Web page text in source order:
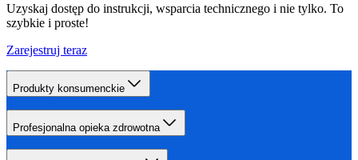
Uzyskaj dostęp do instrukcji, wsparcia technicznego i nie tylko. To
szybkie i proste!
Zarejestruj teraz
Produkty konsumenckie
Profesjonalna opieka zdrowotna